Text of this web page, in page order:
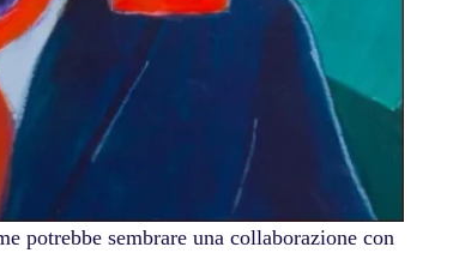
potrebbe sembrare una collaborazione con